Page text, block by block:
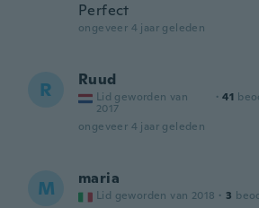
Perfect
ongeveer 4 jaar geleden
R Ruud
Lid geworden van
2017
· 41
ongeveer 4 jaar geleden
M maria
Lid geworden van 2018 · 3